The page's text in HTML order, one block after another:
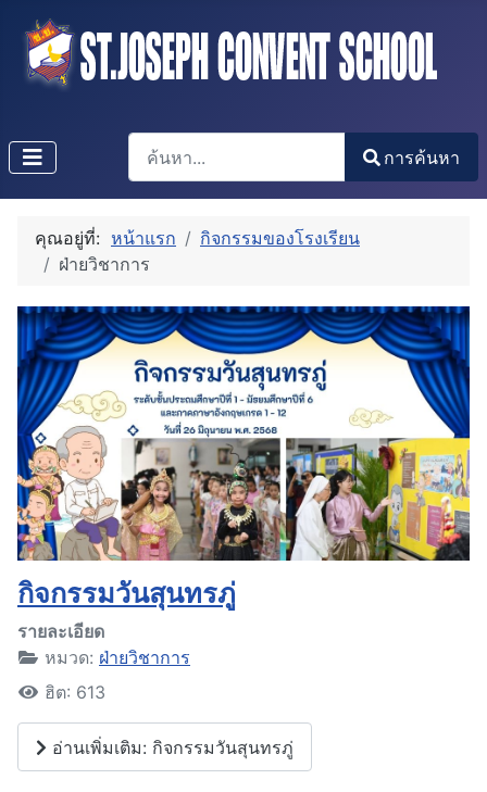
การค้นหา
Type 2 or more characters for results.
การค้นหา
คุณอยู่ที่: หน้าแรก
กิจกรรมของโรงเรียน
ฝ่ายวิชาการ
กิจกรรมวันสุนทรภู่
รายละเอียด
หมวด: ฝ่ายวิชาการ
ฮิต: 613
อ่านเพิ่มเติม: กิจกรรมวันสุนทรภู่